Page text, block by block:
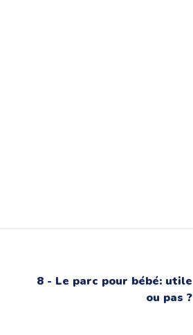
8 - Le parc pour bébé: utile
ou pas ?